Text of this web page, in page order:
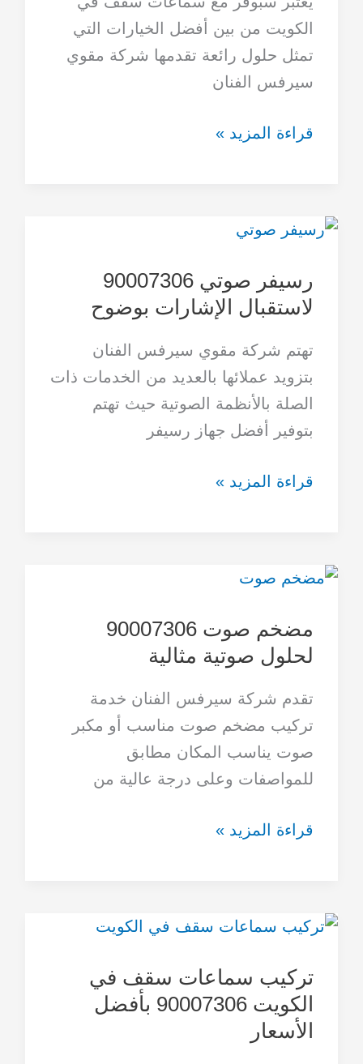
الكويت من بين أفضل الخيارات التي
تمثل حلول رائعة تقدمها شركة مقوي
سيرفس الفنان
النظام
الصوتي
قراءة المزيد »
رسيفر صوتي 90007306
لاستقبال الإشارات بوضوح
تهتم شركة مقوي سيرفس الفنان
بتزويد عملائها بالعديد من الخدمات ذات
الصلة بالأنظمة الصوتية حيث تهتم
بتوفير أفضل جهاز رسيفر
رسيفر
90007306
لاستقبال
بوضوح
قراءة المزيد »
مضخم صوت 90007306
لحلول صوتية مثالية
تقدم شركة سيرفس الفنان خدمة
تركيب مضخم صوت مناسب أو مكبر
صوت يناسب المكان مطابق
للمواصفات وعلى درجة عالية من
مضخم
90007306
لحلول
مثالية
قراءة المزيد »
تركيب سماعات سقف في
الكويت 90007306 بأفضل
الأسعار
تركيب
سقف
في
الكويت